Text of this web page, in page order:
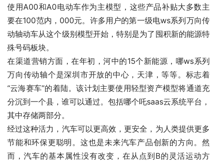
使用A00和A0电动车作为主模型，这些产品补贴大多数主
要在100范内，000元。许多用户的第一级电ws系列万向传
动轴动车从这个级别模型开始，特别是为了囤积新的能源特
殊号码板块。
在渠道营销方面，在年初，河中的15个新能源，哪ws系列
万向传动轴个是深圳市开放的中心，天津，等等。标志着
“云海赛车”的着陆。该计划主要使用轻型资产模型将通道充
分沉到一个县，谁可以通过。包括哪个吒saas云系统平台，
其中存储两部分。
经过这种活力，汽车可以更高效，更安全，为人类提供更多
节能和环保更聪明。这也是未来汽车产品创新的方向。然
而，汽车的基本属性没有改变，在从点到B的灵活运动方